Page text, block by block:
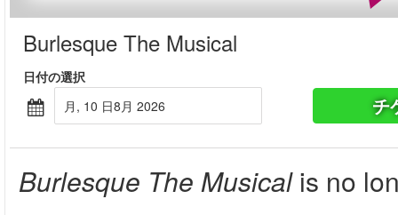
Burlesque The Musical
日付の選択
月, 10 日8月 2026
チ
Burlesque The Musicalis no